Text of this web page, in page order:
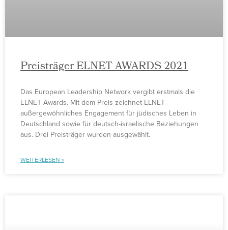
Preisträger ELNET AWARDS 2021
Das European Leadership Network vergibt erstmals die
ELNET Awards. Mit dem Preis zeichnet ELNET
außergewöhnliches Engagement für jüdisches Leben in
Deutschland sowie für deutsch-israelische Beziehungen
aus. Drei Preisträger wurden ausgewählt.
WEITERLESEN »